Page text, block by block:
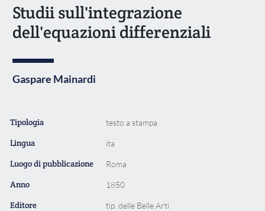
Studii sull'integrazione
dell'equazioni differenziali
Gaspare Mainardi
Tipologia testo a stampa
Lingua ita
Luogo di pubblicazione Roma
Anno 1850
Editore tip. delle Belle Arti